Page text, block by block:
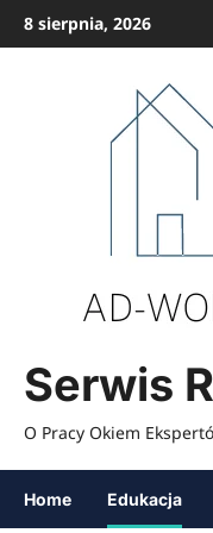
Przejdź8 sierpnia, 2026
Serwis
O Pracy Okiem
Home Edukacja